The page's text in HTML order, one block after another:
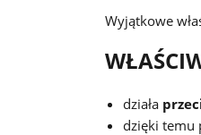
Wyjątkowe
działa
dzięki temu